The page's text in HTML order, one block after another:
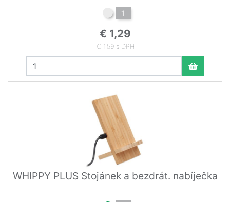
1
€ 1,29
€ 1,59 s DPH
WHIPPY PLUS Stojánek a bezdrát. nabíječka